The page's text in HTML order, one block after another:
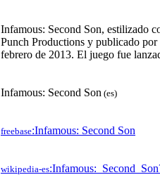
Infamous: Second Son, estilizado
Punch Productions y publicado por
febrero de 2013. El juego fue
Infamous: Second Son (es)
freebase:Infamous: Second Son
wikipedia-es